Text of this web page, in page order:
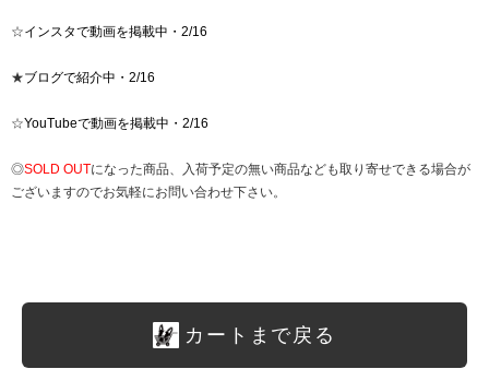
☆インスタで動画を掲載中・2/16
★ブログで紹介中・2/16
☆YouTubeで動画を掲載中・2/16
◎SOLD OUTになった商品、入荷予定の無い商品なども取り寄せできる場合が
ございますのでお気軽にお問い合わせ下さい。
カートまで戻る